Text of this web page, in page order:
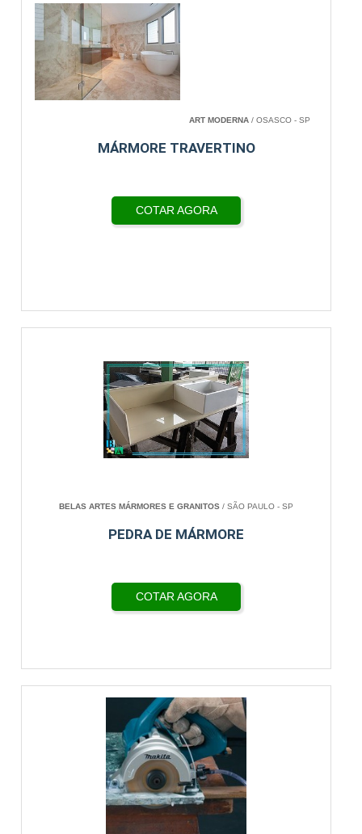
ART MODERNA / OSASCO - SP
MÁRMORE TRAVERTINO
COTAR AGORA
BELAS ARTES MÁRMORES E GRANITOS / SÃO PAULO - SP
PEDRA DE MÁRMORE
COTAR AGORA